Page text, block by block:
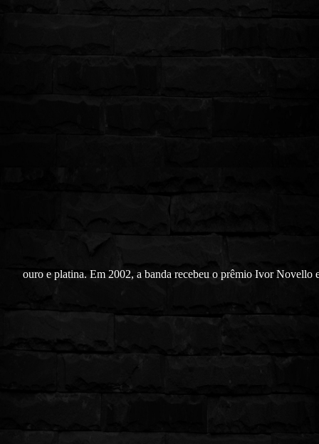
ouro e platina. Em 2002, a banda recebeu o prêmio Ivor Novello